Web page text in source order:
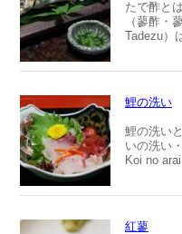
たで酢と
（蓼酢・
Tadezu）
鯉の洗い
鯉の洗い
いの洗い
Koi no
紅蓼